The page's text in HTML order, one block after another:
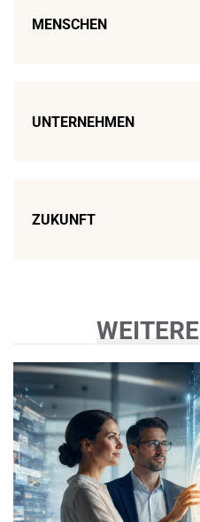
MENSCHEN
UNTERNEHMEN
ZUKUNFT
WEITERE